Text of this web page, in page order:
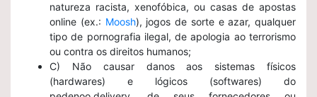
natureza racista, xenofóbica, ou casas de apostas
online (ex.: Moosh), jogos de sorte e azar, qualquer
tipo de pornografia ilegal, de apologia ao terrorismo
ou contra os direitos humanos;
C) Não causar danos aos sistemas físicos
(hardwares) e lógicos (softwares) do